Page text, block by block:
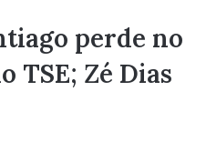
perde no
TSE; Zé Dias